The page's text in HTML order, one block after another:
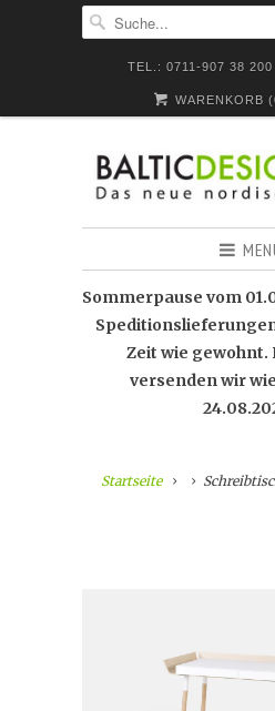
TEL.: 0711-907 38 200
WARENKORB (
Sommerpause vom
Zeit wie gewohnt.
versenden wir
Startseite